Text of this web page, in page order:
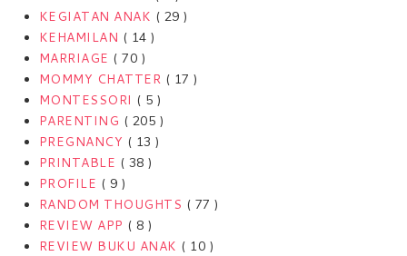
KEGIATAN ANAK ( 29 )
KEHAMILAN ( 14 )
MARRIAGE ( 70 )
MOMMY CHATTER ( 17 )
MONTESSORI ( 5 )
PARENTING ( 205 )
PREGNANCY ( 13 )
PRINTABLE ( 38 )
PROFILE ( 9 )
RANDOM THOUGHTS ( 77 )
REVIEW APP ( 8 )
REVIEW BUKU ANAK ( 10 )